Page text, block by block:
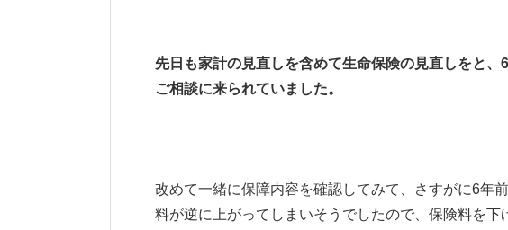
先日も家計の見直しを含めて生命保険の見直しをと、
ご相談に来られていました。
改めて一緒に保障内容を確認してみて、さすがに6年
料が逆に上がってしまいそうでしたので、保険料を